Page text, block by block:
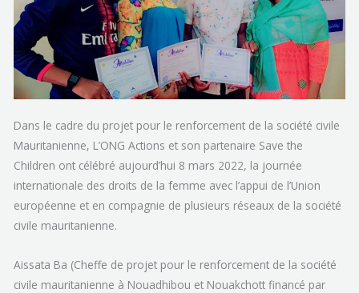
Dans le cadre du projet pour le renforcement de la société civile
Mauritanienne, L’ONG Actions et son partenaire Save the
Children ont célébré aujourd’hui 8 mars 2022, la journée
internationale des droits de la femme avec l’appui de l’Union
européenne et en compagnie de plusieurs réseaux de la société
civile mauritanienne.
Aissata Ba (Cheffe de projet pour le renforcement de la société
civile mauritanienne à Nouadhibou et Nouakchott financé par